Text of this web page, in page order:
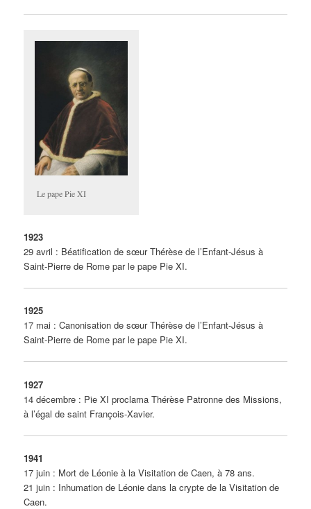
Le pape Pie XI
1923
29 avril : Béatification de sœur Thérèse de l’Enfant-Jésus à
Saint-Pierre de Rome par le pape Pie XI.
1925
17 mai : Canonisation de sœur Thérèse de l’Enfant-Jésus à
Saint-Pierre de Rome par le pape Pie XI.
1927
14 décembre : Pie XI proclama Thérèse Patronne des Missions,
à l’égal de saint François-Xavier.
1941
17 juin : Mort de Léonie à la Visitation de Caen, à 78 ans.
21 juin : Inhumation de Léonie dans la crypte de la Visitation de
Caen.